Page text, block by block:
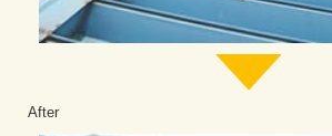
After